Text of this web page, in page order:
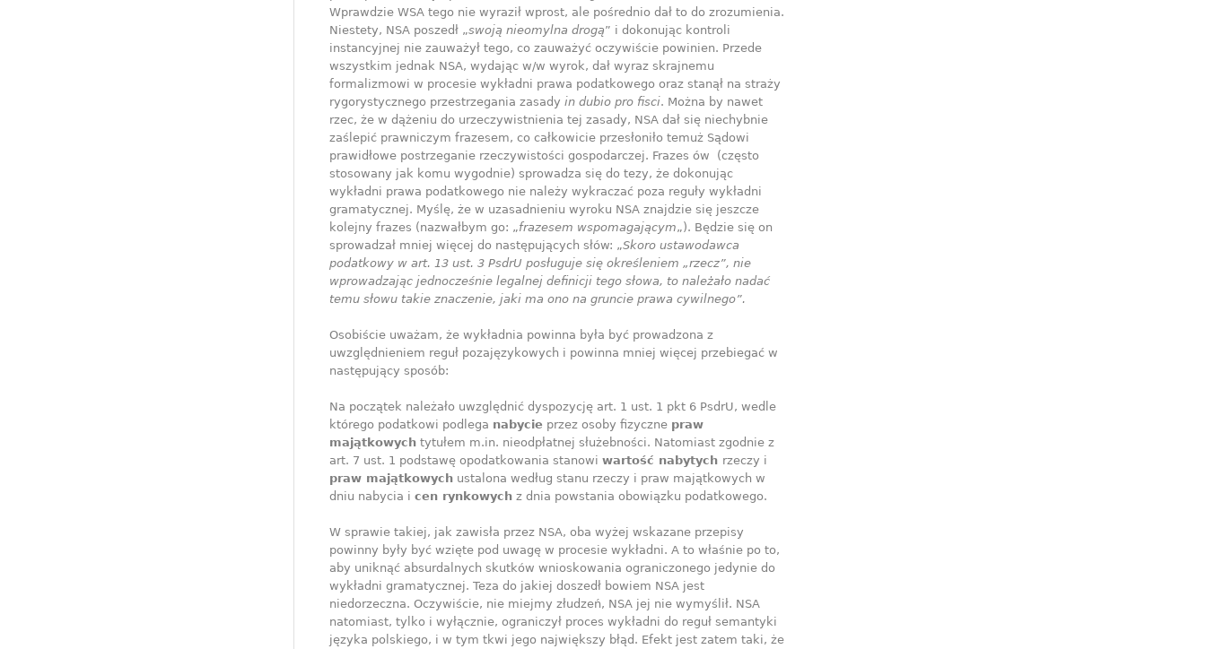
Wprawdzie WSA tego nie wyraził wprost, ale pośrednio dał to do zrozumienia.
Niestety, NSA poszedł „swoją nieomylna drogą” i dokonując kontroli
instancyjnej nie zauważył tego, co zauważyć oczywiście powinien. Przede
wszystkim jednak NSA, wydając w/w wyrok, dał wyraz skrajnemu
formalizmowi w procesie wykładni prawa podatkowego oraz stanął na straży
rygorystycznego przestrzegania zasady in dubio pro fisci. Można by nawet
rzec, że w dążeniu do urzeczywistnienia tej zasady, NSA dał się niechybnie
zaślepić prawniczym frazesem, co całkowicie przesłoniło temuż Sądowi
prawidłowe postrzeganie rzeczywistości gospodarczej. Frazes ów (często
stosowany jak komu wygodnie) sprowadza się do tezy, że dokonując
wykładni prawa podatkowego nie należy wykraczać poza reguły wykładni
gramatycznej. Myślę, że w uzasadnieniu wyroku NSA znajdzie się jeszcze
kolejny frazes (nazwałbym go: „frazesem wspomagającym„). Będzie się on
sprowadzał mniej więcej do następujących słów: „Skoro ustawodawca
podatkowy w art. 13 ust. 3 PsdrU posługuje się określeniem „rzecz”, nie
wprowadzając jednocześnie legalnej definicji tego słowa, to należało nadać
temu słowu takie znaczenie, jaki ma ono na gruncie prawa cywilnego”.
Osobiście uważam, że wykładnia powinna była być prowadzona z
uwzględnieniem reguł pozajęzykowych i powinna mniej więcej przebiegać w
następujący sposób:
Na początek należało uwzględnić dyspozycję art. 1 ust. 1 pkt 6 PsdrU, wedle
którego podatkowi podlega nabycie przez osoby fizyczne praw
majątkowych tytułem m.in. nieodpłatnej służebności. Natomiast zgodnie z
art. 7 ust. 1 podstawę opodatkowania stanowi wartość nabytych rzeczy i
praw majątkowych ustalona według stanu rzeczy i praw majątkowych w
dniu nabycia i cen rynkowych z dnia powstania obowiązku podatkowego.
W sprawie takiej, jak zawisła przez NSA, oba wyżej wskazane przepisy
powinny były być wzięte pod uwagę w procesie wykładni. A to właśnie po to,
aby uniknąć absurdalnych skutków wnioskowania ograniczonego jedynie do
wykładni gramatycznej. Teza do jakiej doszedł bowiem NSA jest
niedorzeczna. Oczywiście, nie miejmy złudzeń, NSA jej nie wymyślił. NSA
natomiast, tylko i wyłącznie, ograniczył proces wykładni do reguł semantyki
języka polskiego, i w tym tkwi jego największy błąd. Efekt jest zatem taki, że